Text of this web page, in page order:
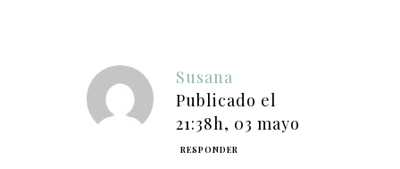
Susana
Publicado el
21:38h, 03 mayo
RESPONDER